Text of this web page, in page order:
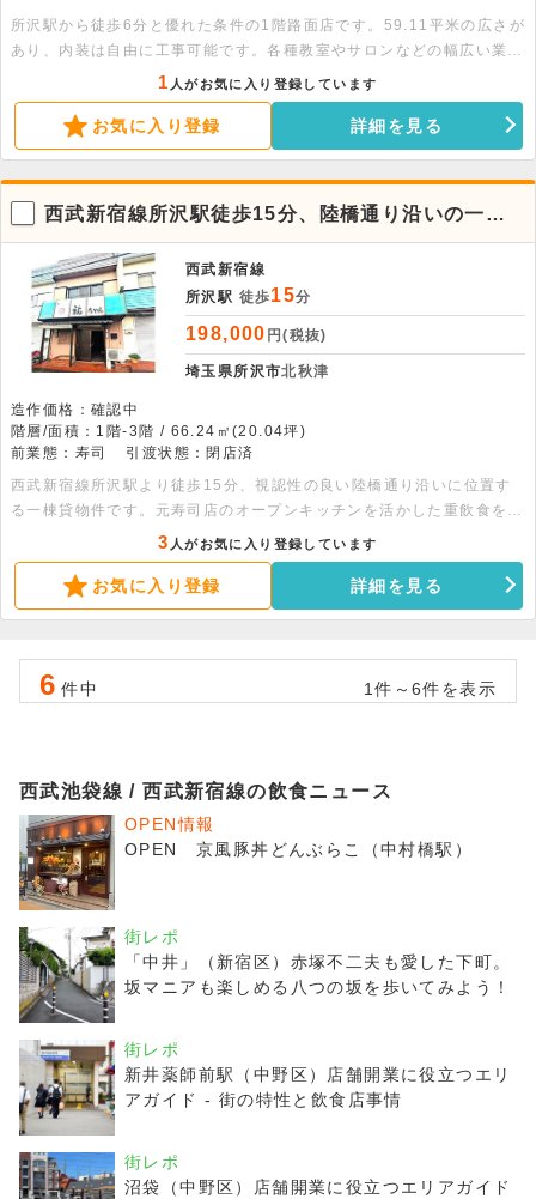
所沢駅から徒歩6分と優れた条件の1階路面店です。59.11平米の広さが
あり、内装は自由に工事可能です。各種教室やサロンなどの幅広い業態
に対応しており、理想の空間を叶えられます 。詳細はお気軽にお問い
合わせください。
1 人がお気に入り登録しています
お気に入り登録 詳細を見る
西武新宿線所沢駅徒歩15分、陸橋通り沿いの一棟
貸店舗・住居物件
西武新宿線
所沢駅 徒歩15分
198,000 円(税抜)
埼玉県所沢市北秋津
造作価格：確認中
階層/面積：1階-3階 / 66.24㎡(20.04坪)
前業態：寿司
引渡状態：閉店済
西武新宿線所沢駅より徒歩15分、視認性の良い陸橋通り沿いに位置す
る一棟貸物件です。元寿司店のオープンキッチンを活かした重飲食を含
む幅広い業態の相談が可能です。24時間利用可能な好条件で、新しい
事業の開始に最適です。
3 人がお気に入り登録しています
お気に入り登録 詳細を見る
6 件中 1件～6件を表示
西武池袋線 / 西武新宿線の飲食ニュース
OPEN情報
OPEN 京風豚丼どんぶらこ（中村橋駅）
街レポ
「中井」（新宿区）赤塚不二夫も愛した下町。
坂マニアも楽しめる八つの坂を歩いてみよう！
街レポ
新井薬師前駅（中野区）店舗開業に役立つエリ
アガイド - 街の特性と飲食店事情
街レポ
沼袋（中野区）店舗開業に役立つエリアガイド